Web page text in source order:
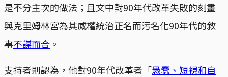
是不分主次的做法；且文中對90年代改革失敗的刻畫
與克里姆林宮為其威權統治正名而污名化90年代的敘
事不謀而合 。
支持者則認為，他對90年代改革者「愚蠢、短視和自